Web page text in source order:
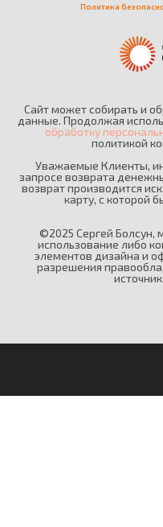
Политика
Сайт может собирать и
данные. Продолжая
обработку
политикой
Уважаемые Клиенты,
запросе возврата
возврат производится
карту, с которой
©2025 Сергей Болсун,
использование либо
элементов дизайна и
разрешения
источник: